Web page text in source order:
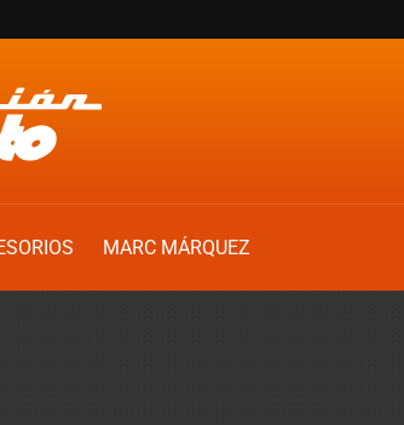
MARC MÁRQUEZ